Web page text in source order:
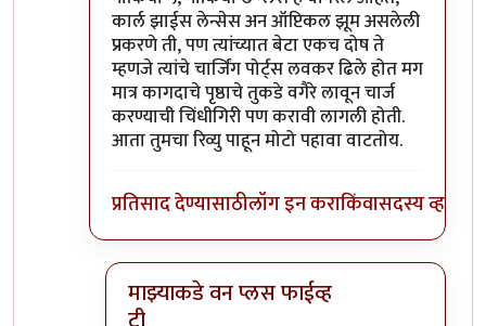
कार्ल झाईस लेन्सेस अन ऑप्टिकल झूम असलेली
प्रकरणे ती, पण त्यांच्यात बेटा एकच दोष ते
म्हणजे त्यांचे चार्जिंग पोर्ट्स लवकर ढिले होत मग
मात्र कागदाचे पृष्ठाचे तुकडे वगैरे लावून चार्ज
करण्याची चिंधीगिरी पण करावी लागली होती.
आता तुमचा रिव्यु पाहून मोटो पहावा वाटतोय.
प्रतिसाद देण्यासाठीलॉग इन कराकिंवासदस्य व्हा
माझ्याकडे वन प्लस फाईव्ह